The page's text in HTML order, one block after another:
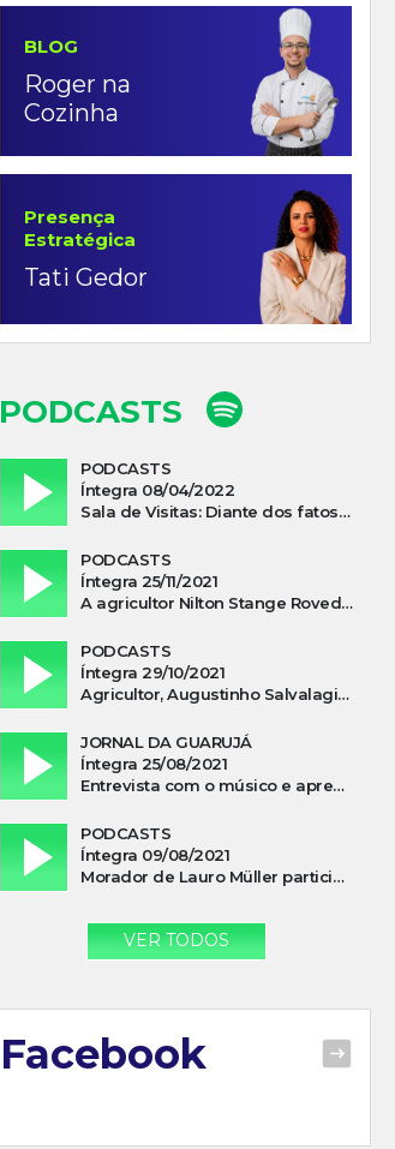
BLOG
Roger na
Cozinha
Presença
Estratégica
Tati Gedor
PODCASTS
PODCASTS
Íntegra 08/04/2022
Sala de Visitas: Diante dos fatos que influenciam a economia o que podemos esperar de 2022
PODCASTS
Íntegra 25/11/2021
A agricultor Nilton Stange Roveda, afirma ter recebido ajuda espiritual durante acidente
PODCASTS
Íntegra 29/10/2021
Agricultor, Augustinho Salvalagio, relata sobre aparição do Cavaleiro Negro no Rio das Furnas
JORNAL DA GUARUJÁ
Íntegra 25/08/2021
Entrevista com o músico e apresentador, Lismael Ferrareis, no Cidade e Campo
PODCASTS
Íntegra 09/08/2021
Morador de Lauro Müller participa de motociata em apoio a Bolsonaro
VER TODOS
Facebook